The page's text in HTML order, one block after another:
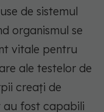
de sistemul
organismul se
vitale pentru
ale testelor de
creați de
au fost capabili